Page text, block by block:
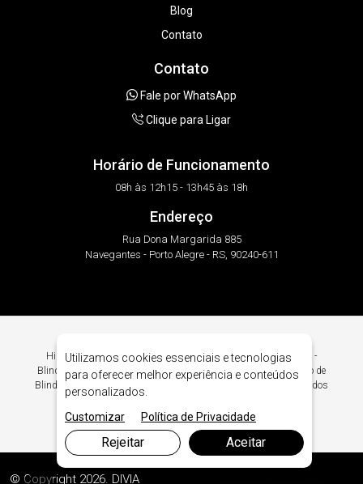
Blog
Contato
Contato
Fale por WhatsApp
Clique para Ligar
Horário de Funcionamento
08h às 12h15 - 13h45 às 18h
Endereço
Rua Dona Margarida 885
Navegantes - Porto Alegre - RS, 90240-611
Higienização de Blindados em Porto Alegre. Intacto Blindagens -
Blindagem Automotiva em Porto Alegre. Procurando Higienização de
Blindados em Porto Alegre? Encontre Aqui Higienização de Blindados
© Copyright 2026. DIVIA
Utilizamos cookies essenciais e tecnologias
para oferecer melhor experiência e conteúdos
personalizados.
Customizar
Política de Privacidade
Rejeitar Aceitar